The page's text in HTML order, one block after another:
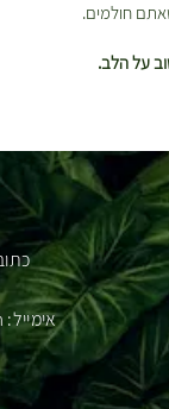
חולמים.
על הלב.
אימייל: